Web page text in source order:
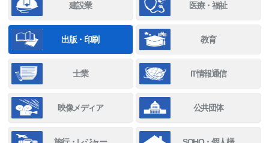
建設業 医療・福祉
出版・印刷 教育
士業 IT情報通信
映像メディア 公共団体